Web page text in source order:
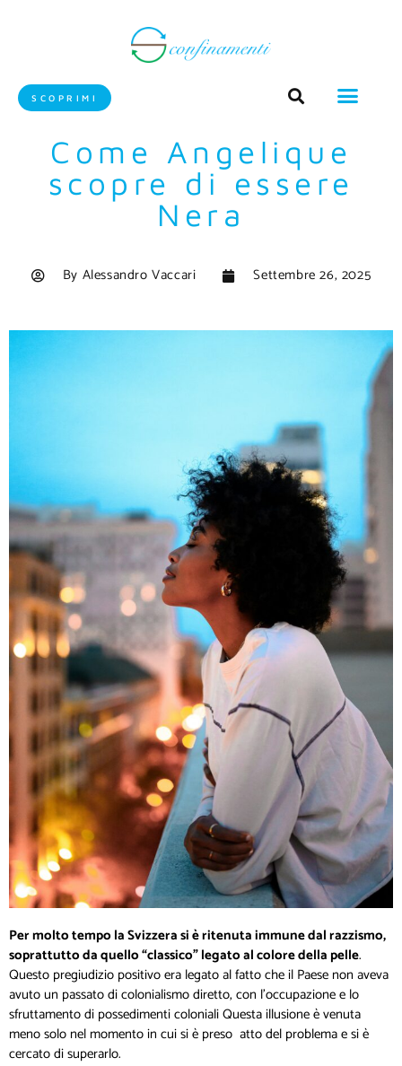
SCOPRIMI
Come Angelique
scopre di essere
Nera
By Alessandro Vaccari Settembre 26, 2025
Per molto tempo la Svizzera si è ritenuta immune dal razzismo,
soprattutto da quello “classico” legato al colore della pelle.
Questo pregiudizio positivo era legato al fatto che il Paese non aveva
avuto un passato di colonialismo diretto, con l’occupazione e lo
sfruttamento di possedimenti coloniali Questa illusione è venuta
meno solo nel momento in cui si è preso atto del problema e si è
cercato di superarlo.